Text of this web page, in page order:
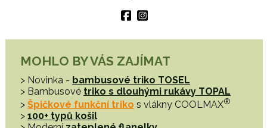
MOHLO BY VÁS ZAJÍMAT
> Novinka - bambusové triko TOSEL
> Bambusové triko s dlouhými rukávy TOPAL
> Špičkové funkční triko s vlákny COOLMAX®
> 100+ typů košil